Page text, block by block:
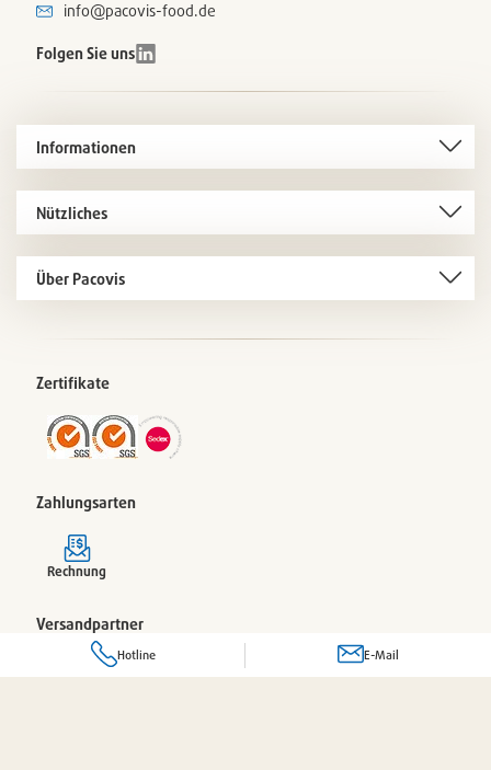
info@pacovis-food.de
Folgen Sie uns
Informationen
Nützliches
Über Pacovis
Zertifikate
Zahlungsarten
Rechnung
Versandpartner
Hotline E-Mail